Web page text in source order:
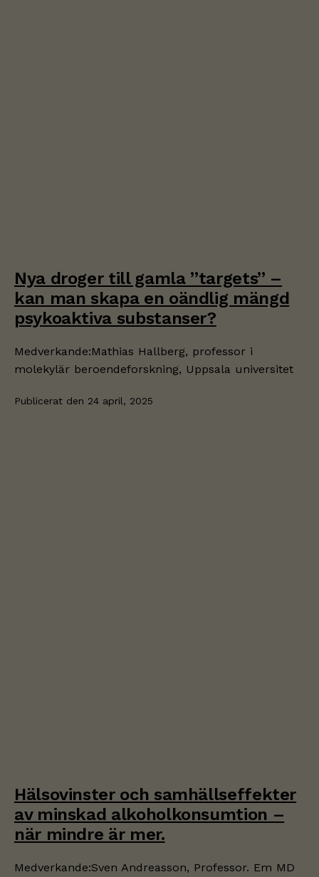
Nya droger till gamla ”targets” –
kan man skapa en oändlig mängd
psykoaktiva substanser?
Medverkande:Mathias Hallberg, professor i
molekylär beroendeforskning, Uppsala universitet
Publicerat den 24 april, 2025
Hälsovinster och samhällseffekter
av minskad alkoholkonsumtion –
när mindre är mer.
Medverkande:Sven Andreasson, Professor. Em MD